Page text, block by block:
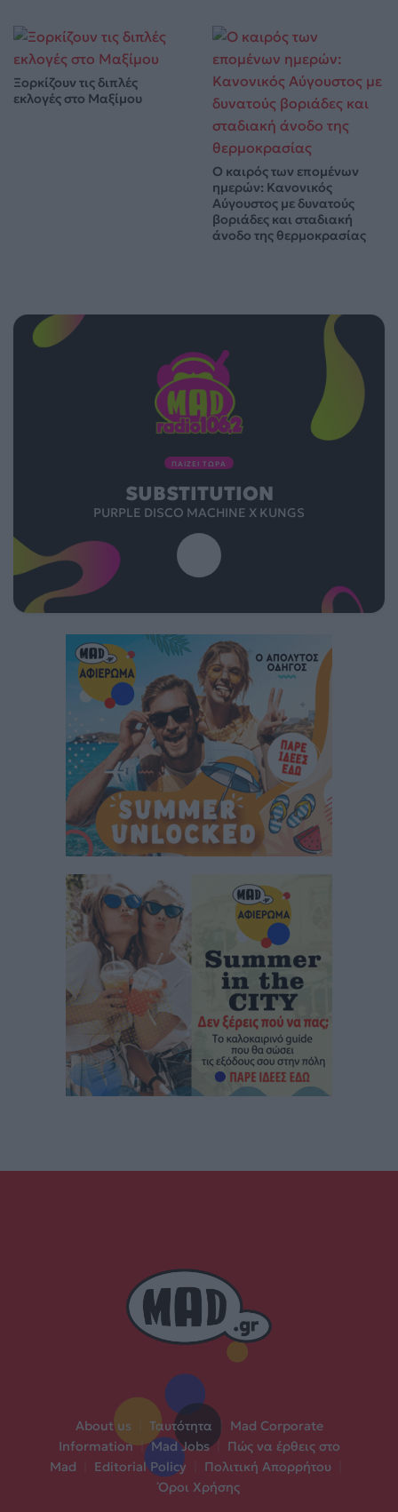
Ξορκίζουν τις διπλές
εκλογές στο Μαξίμου
Ο καιρός των επομένων
ημερών: Κανονικός
Αύγουστος με δυνατούς
βοριάδες και σταδιακή
άνοδο της θερμοκρασίας
ΠΑΙΖΕΙ ΤΩΡΑ
SUBSTITUTION
PURPLE DISCO MACHINE X KUNGS
About us Ταυτότητα
Mad Corporate
Information | Mad Jobs |
Πώς να έρθεις στο
Mad
Editorial Policy Πολιτική Απορρήτου
Όροι Χρήσης